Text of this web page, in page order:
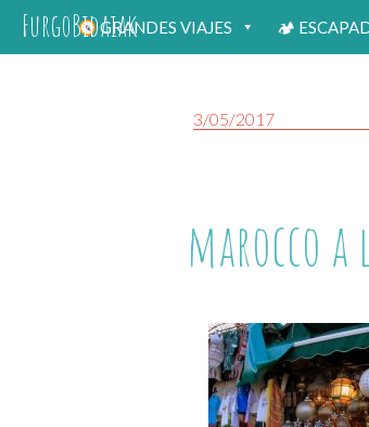
FurgoBidaiakGRANDES VIAJES 🏕
3/05/2017
marocco a